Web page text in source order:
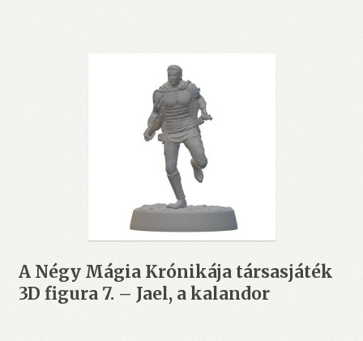
A Négy Mágia Krónikája társasjáték
3D figura 7. – Jael, a kalandor